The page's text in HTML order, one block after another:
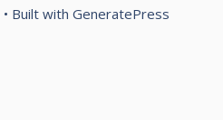
• Built with GeneratePress